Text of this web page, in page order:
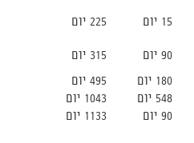
15 יום
225 יום
90 יום
315 יום
180 יום
495 יום
548 יום
1043 יום
90 יום
1133 יום